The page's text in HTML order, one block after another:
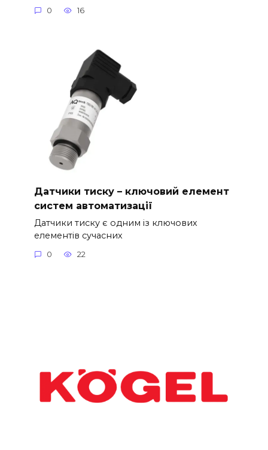
0 16
Датчики тиску – ключовий елемент
систем автоматизації
Датчики тиску є одним із ключових
елементів сучасних
0 22